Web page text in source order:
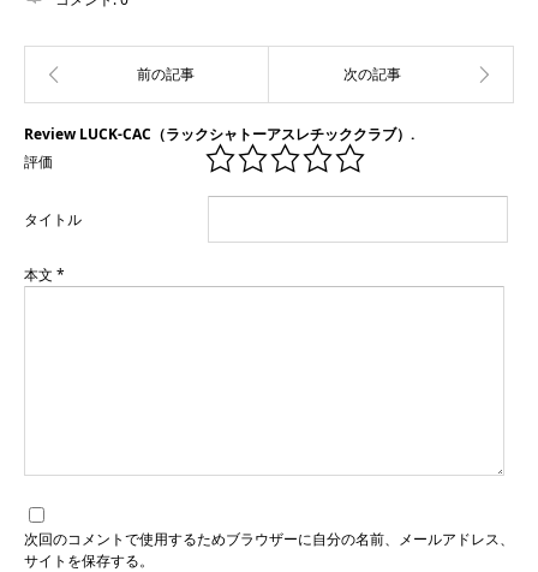
Review LUCK-CAC（ラックシャトーアスレチッククラブ）.
評価
タイトル
本文 *
次回のコメントで使用するためブラウザーに自分の名前、メールアドレス、
サイトを保存する。